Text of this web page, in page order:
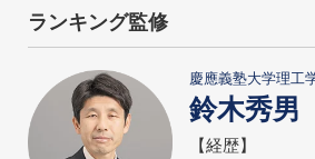
ランキング監修
慶應義塾大学理工
鈴木秀男
【経歴】